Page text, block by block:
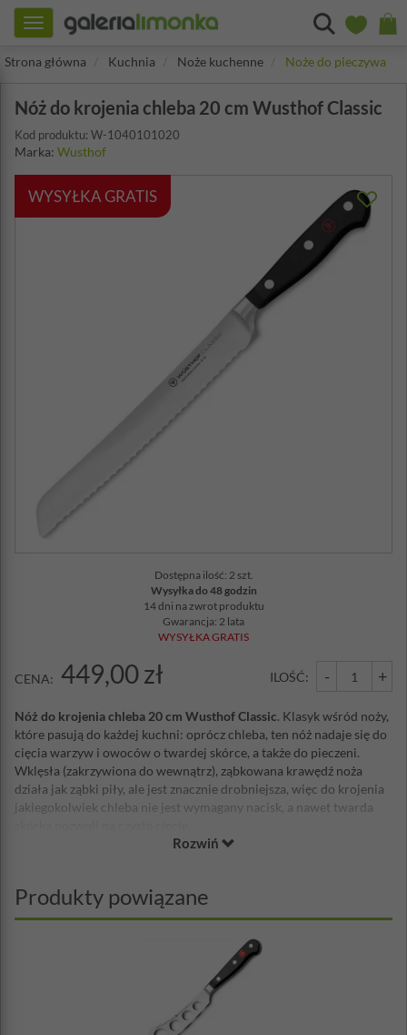
Toggle
navigation
Strona główna
Kuchnia Noże kuchenne Noże do pieczywa
Nóż do krojenia chleba 20 cm Wusthof Classic
Kod produktu: W-1040101020
Marka: Wusthof
WYSYŁKA GRATIS
Dostępna ilość: 2 szt.
Wysyłka do 48 godzin
14 dni na zwrot produktu
Gwarancja: 2 lata
WYSYŁKA GRATIS
CENA: 449,00 zł ILOŚĆ: - +
Nóż do krojenia chleba 20 cm Wusthof Classic. Klasyk wśród noży,
które pasują do każdej kuchni: oprócz chleba, ten nóż nadaje się do
cięcia warzyw i owoców o twardej skórce, a także do pieczeni.
Wklęsła (zakrzywiona do wewnątrz), ząbkowana krawędź noża
działa jak ząbki piły, ale jest znacznie drobniejsza, więc do krojenia
jakiegokolwiek chleba nie jest wymagany nacisk, a nawet twarda
WÜSTHOF Classic| The original for lovers of food
nitowany projekt jest ulubionym od pokoleń. Dzięki idealnej
równowadze, ta w pełni kuta linia noży działa precyzyjnie i łatwo.
którym nie można się zmierzyć. Spraw, by każde cięcie miało
znaczenie dzięki Twoim nożom z serii WÜSTHOF Classic.
Wyprodukowane w całości w Solingen w Niemczech.
Rozwiń
Produkty powiązane